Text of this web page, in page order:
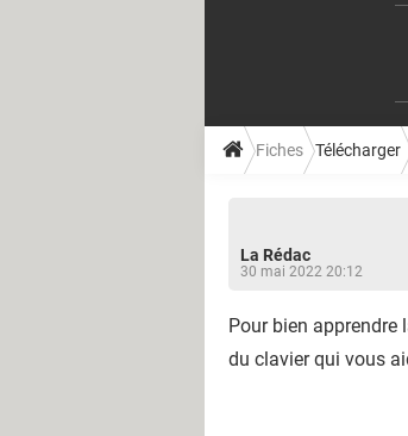
Fiches Télécharger
La Rédac
30 mai 2022 20:12
Pour bien apprendre
du clavier qui vous